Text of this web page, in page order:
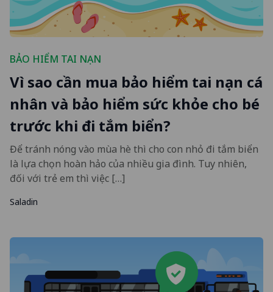
BẢO HIỂM TAI NẠN
Vì sao cần mua bảo hiểm tai nạn cá
nhân và bảo hiểm sức khỏe cho bé
trước khi đi tắm biển?
Để tránh nóng vào mùa hè thì cho con nhỏ đi tắm biển
là lựa chọn hoàn hảo của nhiều gia đình. Tuy nhiên,
đối với trẻ em thì việc […]
Saladin